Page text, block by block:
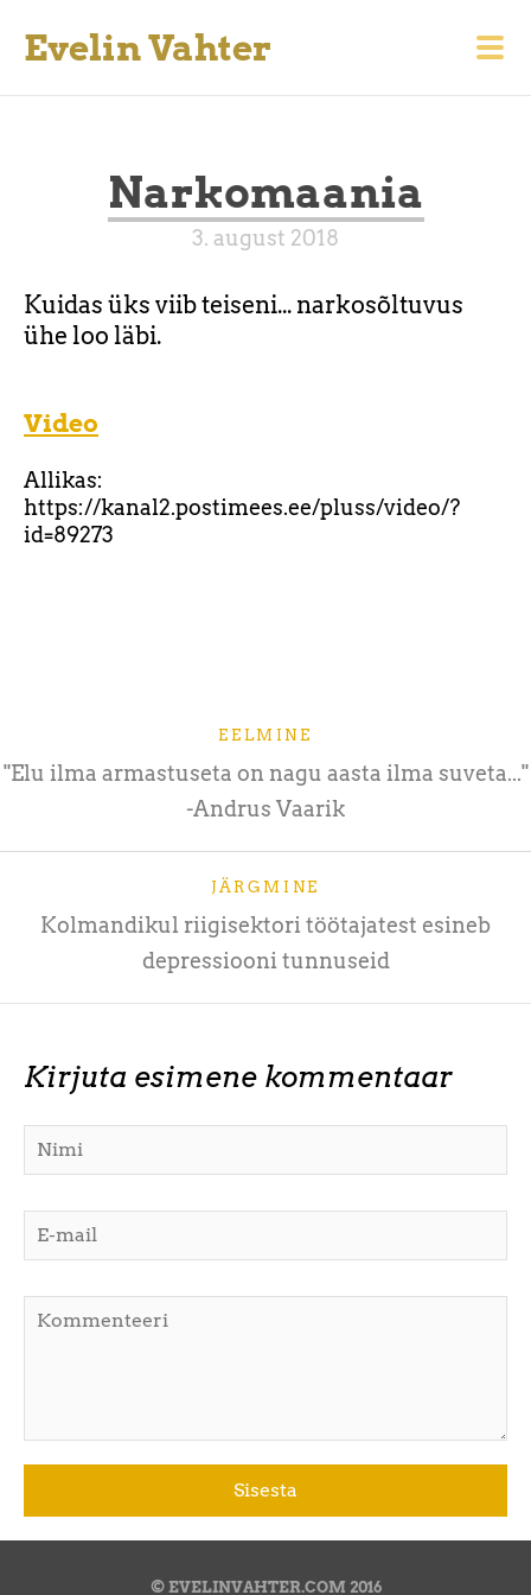
Evelin Vahter
Narkomaania
3. august 2018
Kuidas üks viib teiseni... narkosõltuvus
ühe loo läbi.
Video
Allikas:
https://kanal2.postimees.ee/pluss/video/?
id=89273
EELMINE
"Elu ilma armastuseta on nagu aasta ilma suveta..."
-Andrus Vaarik
JÄRGMINE
Kolmandikul riigisektori töötajatest esineb
depressiooni tunnuseid
Kirjuta esimene kommentaar
© EVELINVAHTER.COM 2016